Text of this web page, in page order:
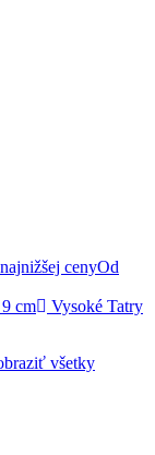
cenyOd
cm
Vysoké Tatry
všetky